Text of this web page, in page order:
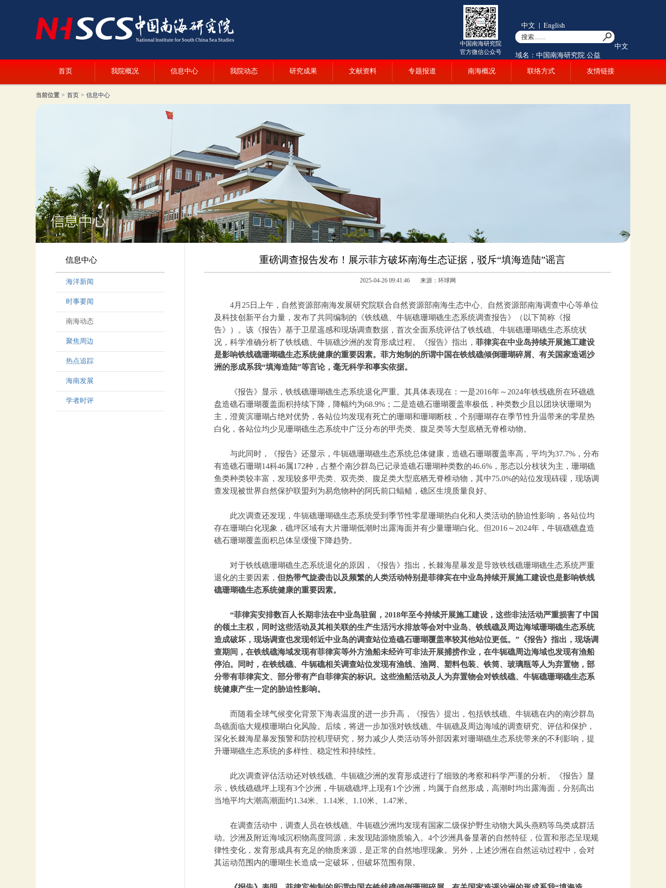
中国南海研究院
官方微信公众号
中文 | English
中文
域名：中国南海研究院.公益
首页 我院概况 信息中心 我院动态 研究成果 文献资料 专题报道 南海概况 联络方式 友情链接
当前位置 > 首页 > 信息中心
信息中心
海洋新闻
时事要闻
南海动态
聚焦周边
热点追踪
海南发展
学者时评
重磅调查报告发布！展示菲方破坏南海生态证据，驳斥“填海造陆”谣言
2025-04-26 09:41:46 来源：环球网
4月25日上午，自然资源部南海发展研究院联合自然资源部南海生态中心、自然资源部南海调查中心等单位
及科技创新平台力量，发布了共同编制的《铁线礁、牛轭礁珊瑚礁生态系统调查报告》（以下简称《报
告》）。该《报告》基于卫星遥感和现场调查数据，首次全面系统评估了铁线礁、牛轭礁珊瑚礁生态系统状
况，科学准确分析了铁线礁、牛轭礁沙洲的发育形成过程。《报告》指出， 菲律宾在中业岛持续开展施工建设
是影响铁线礁珊瑚礁生态系统健康的重要因素。菲方炮制的所谓中国在铁线礁倾倒珊瑚碎屑、有关国家造谣沙
洲的形成系我“填海造陆”等言论，毫无科学和事实依据。
《报告》显示，铁线礁珊瑚礁生态系统退化严重。其具体表现在：一是2016年～2024年铁线礁所在环礁礁
盘造礁石珊瑚覆盖面积持续下降，降幅约为68.9%；二是造礁石珊瑚覆盖率极低，种类数少且以团块状珊瑚为
主，澄黄滨珊瑚占绝对优势，各站位均发现有死亡的珊瑚和珊瑚断枝，个别珊瑚存在季节性升温带来的零星热
白化，各站位均少见珊瑚礁生态系统中广泛分布的甲壳类、腹足类等大型底栖无脊椎动物。
与此同时，《报告》还显示，牛轭礁珊瑚礁生态系统总体健康，造礁石珊瑚覆盖率高，平均为37.7%，分布
有造礁石珊瑚14科46属172种，占整个南沙群岛已记录造礁石珊瑚种类数的46.6%，形态以分枝状为主，珊瑚礁
鱼类种类较丰富，发现较多甲壳类、双壳类、腹足类大型底栖无脊椎动物，其中75.0%的站位发现砗磲，现场调
查发现被世界自然保护联盟列为易危物种的阿氏前口蝠鲼，礁区生境质量良好。
此次调查还发现，牛轭礁珊瑚礁生态系统受到季节性零星珊瑚热白化和人类活动的胁迫性影响，各站位均
存在珊瑚白化现象，礁坪区域有大片珊瑚低潮时出露海面并有少量珊瑚白化。但2016～2024年，牛轭礁礁盘造
礁石珊瑚覆盖面积总体呈缓慢下降趋势。
对于铁线礁珊瑚礁生态系统退化的原因，《报告》指出，长棘海星暴发是导致铁线礁珊瑚礁生态系统严重
退化的主要因素， 但热带气旋袭击以及频繁的人类活动特别是菲律宾在中业岛持续开展施工建设也是影响铁线
礁珊瑚礁生态系统健康的重要因素。
“菲律宾安排数百人长期非法在中业岛驻留，2018年至今持续开展施工建设，这些非法活动严重损害了中国
的领土主权，同时这些活动及其相关联的生产生活污水排放等会对中业岛、铁线礁及周边海域珊瑚礁生态系统
造成破坏，现场调查也发现邻近中业岛的调查站位造礁石珊瑚覆盖率较其他站位更低。”《报告》指出，现场调
查期间，在铁线礁海域发现有菲律宾等外方渔船未经许可非法开展捕捞作业，在牛轭礁周边海域也发现有渔船
停泊。同时，在铁线礁、牛轭礁相关调查站位发现有渔线、渔网、塑料包装、铁筒、玻璃瓶等人为弃置物，部
分带有菲律宾文、部分带有产自菲律宾的标识。这些渔船活动及人为弃置物会对铁线礁、牛轭礁珊瑚礁生态系
统健康产生一定的胁迫性影响。
而随着全球气候变化背景下海表温度的进一步升高，《报告》提出，包括铁线礁、牛轭礁在内的南沙群岛
岛礁面临大规模珊瑚白化风险。后续，将进一步加强对铁线礁、牛轭礁及周边海域的调查研究、评估和保护，
深化长棘海星暴发预警和防控机理研究，努力减少人类活动等外部因素对珊瑚礁生态系统带来的不利影响，提
升珊瑚礁生态系统的多样性、稳定性和持续性。
此次调查评估活动还对铁线礁、牛轭礁沙洲的发育形成进行了细致的考察和科学严谨的分析。《报告》显
示，铁线礁礁坪上现有3个沙洲，牛轭礁礁坪上现有1个沙洲，均属于自然形成，高潮时均出露海面，分别高出
当地平均大潮高潮面约1.34米、1.14米、1.10米、1.47米。
在调查活动中，调查人员在铁线礁、牛轭礁沙洲均发现有国家二级保护野生动物大凤头燕鸥等鸟类成群活
动。沙洲及附近海域沉积物高度同源，未发现陆源物质输入。4个沙洲具备显著的自然特征，位置和形态呈现规
律性变化，发育形成具有充足的物质来源，是正常的自然地理现象。另外，上述沙洲在自然运动过程中，会对
其运动范围内的珊瑚生长造成一定破坏，但破坏范围有限。